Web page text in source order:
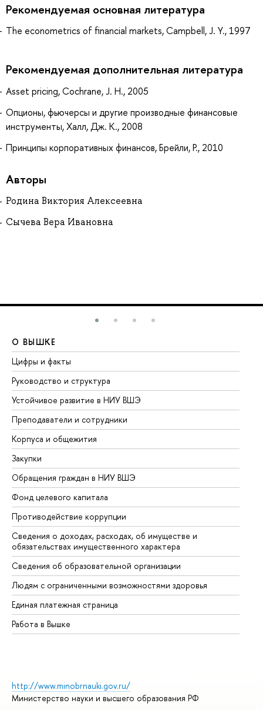
Рекомендуемая основная литература
The econometrics of financial markets, Campbell, J. Y., 1997
Рекомендуемая дополнительная литература
Asset pricing, Cochrane, J. H., 2005
Опционы, фьючерсы и другие производные финансовые
инструменты, Халл, Дж. К., 2008
Принципы корпоративных финансов, Брейли, Р., 2010
Авторы
Родина Виктория Алексеевна
Сычева Вера Ивановна
О ВЫШКЕ
Цифры и факты
Руководство и структура
Устойчивое развитие в НИУ ВШЭ
Преподаватели и сотрудники
Корпуса и общежития
Закупки
Обращения граждан в НИУ ВШЭ
Фонд целевого капитала
Противодействие коррупции
Сведения о доходах, расходах, об имуществе и
обязательствах имущественного характера
Сведения об образовательной организации
Людям с ограниченными возможностями здоровья
Единая платежная страница
Работа в Вышке
http://www.minobrnauki.gov.ru/
Министерство науки и высшего образования РФ